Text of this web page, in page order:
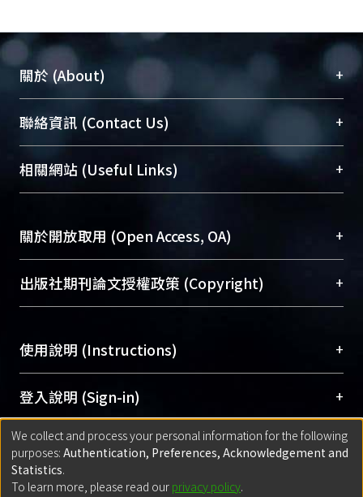
關於 (About) +
臺大位居世界頂尖大學之列，為永久珍藏及向國際
展現本校豐碩的研究成果及學術能量，圖書館整合
機構典藏（NTUR）與學術庫（AH）不同功能平
台，成為臺大學術典藏NTU scholars。期能整合研
成果。
To permanently archive and promote researcher
profiles and scholarly works, Library integrates the
services of “NTU Repository” with “Academic
聯絡資訊 (Contact Us) +
總館學科館員(Main Library)
醫學圖書館學科館員(Medical Library)
Sciences Library)
相關網站 (Useful Links) +
關於開放取用 (Open Access, OA) +
開放取用是從使用者角度提升資訊取用性的社會運
動，應用在學術研究上是透過將研究著作公開供使
用逐年攀升。同時可加速研究發展、提升研究影響
Archive）平台。 （點選深入了解OA）
出版社期刊論文授權政策 (Copyright) +
含部分內容的版權非匯入者所有，或由第三方贊
助與合作完成，請確認該版權所有者及第三方同
意提供此授權。
Please represent that the submission is your
original work, and that you have the right to
grant the rights to upload.
若欲上傳已出版的全文電子檔，可使用
使用說明 (Instructions) +
網站簡介(Quickstart Guide)
使用手冊(Instruction Manual)
線上預約服務(Booking Service)
登入說明 (Sign-in) +
方案一：臺灣大學計算機中心帳號登入
(With C&INC Email Account)
方案二：ORCID帳號登入(With ORCID)
匯入著作 (Submission) +
方案一：定期更新ORCID者，以ID匯入
We collect and process your personal information for the following
purposes: Authentication, Preferences, Acknowledgement and
Statistics.
To learn more, please read our privacy policy.